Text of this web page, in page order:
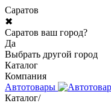
Саратов
✖
Саратов ваш город?
Да
Выбрать другой город
Каталог
Компания
Автотовары
Каталог/